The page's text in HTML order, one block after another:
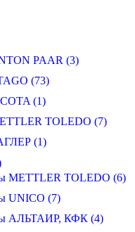
PAAR (3)
(73)
(1)
TOLEDO (7)
(1)
METTLER TOLEDO (6)
UNICO (7)
АЛЬТАИР, КФК (4)